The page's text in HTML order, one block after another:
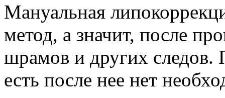
Мануальная
метод, а значит, после
шрамов и других следов.
есть после нее нет